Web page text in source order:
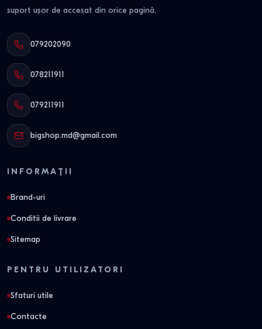
suport ușor de accesat din orice pagină.
079202090
078211911
079211911
bigshop.md@gmail.com
INFORMAȚII
Brand-uri
Conditii de livrare
Sitemap
PENTRU UTILIZATORI
Sfaturi utile
Contacte